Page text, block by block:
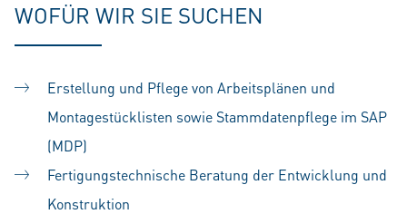
WOFÜR WIR SIE SUCHEN
Erstellung und Pflege von Arbeitsplänen und
Montagestücklisten sowie Stammdatenpflege im SAP
(MDP)
Fertigungstechnische Beratung der Entwicklung und
Konstruktion